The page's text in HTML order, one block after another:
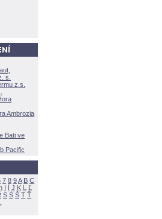
s.
z.s.
Ambrozia
Bati ve
Pacific
7 8 9A B C
I Í J K L
Ľ
S Ś T Ť